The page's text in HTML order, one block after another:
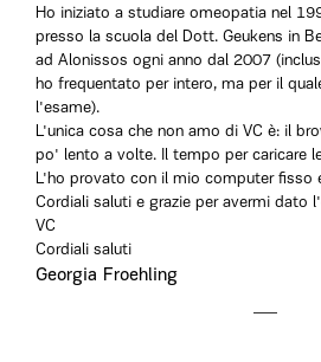
Ho iniziato a studiare omeopatia nel
presso la scuola del Dott. Geukens in
ad Alonissos ogni anno dal 2007
ho frequentato per intero, ma per il
l'esame).
L'unica cosa che non amo di VC è: il
po' lento a volte. Il tempo per caricare
L'ho provato con il mio computer fisso
Cordiali saluti e grazie per avermi dato
VC
Cordiali saluti
Georgia Froehling